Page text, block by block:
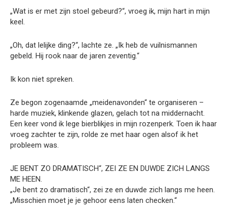
„Wat is er met zijn stoel gebeurd?“, vroeg ik, mijn hart in mijn
keel.
„Oh, dat lelijke ding?“, lachte ze. „Ik heb de vuilnismannen
gebeld. Hij rook naar de jaren zeventig.“
Ik kon niet spreken.
Ze begon zogenaamde „meidenavonden“ te organiseren –
harde muziek, klinkende glazen, gelach tot na middernacht.
Een keer vond ik lege bierblikjes in mijn rozenperk. Toen ik haar
vroeg zachter te zijn, rolde ze met haar ogen alsof ik het
probleem was.
JE BENT ZO DRAMATISCH“, ZEI ZE EN DUWDE ZICH LANGS
ME HEEN.
„Je bent zo dramatisch“, zei ze en duwde zich langs me heen.
„Misschien moet je je gehoor eens laten checken.“